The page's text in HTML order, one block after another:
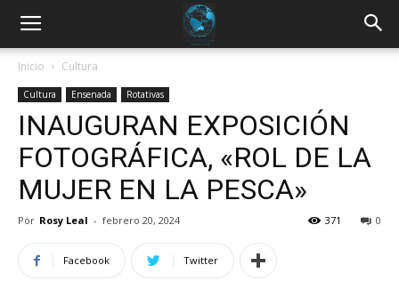
Inicio Cultura
Cultura Ensenada Rotativas
INAUGURAN EXPOSICIÓN
FOTOGRÁFICA, «ROL DE LA
MUJER EN LA PESCA»
Por Rosy Leal - febrero 20, 2024 0
371
Facebook Twitter